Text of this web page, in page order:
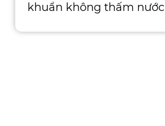
khuẩn không thấm